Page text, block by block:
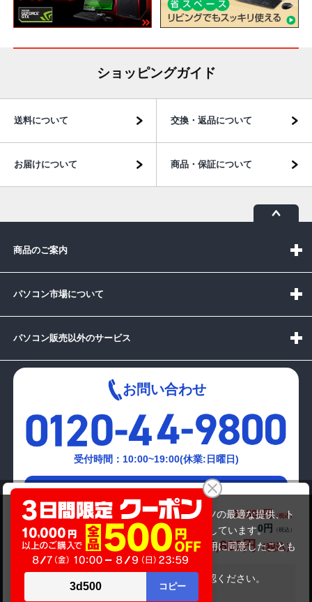
TSUKUMO オリジナルPC (第10世代CPU)
商品価格(税込) 94,800円
オプション小計価格(税込)
0円
商品合計価格(税込)
94,800円
在庫がありません
ショッピングガイド
送料について 交換・返品について
お届けについて 商品・保証について
商品のご案内
パソコン市場について
パソコン販売以外のサービス
お問い合わせ
受付時間：10:00~19:00(休業:日曜日)
メールでの
お問い合わせはこちら
当サイトでは利用体験の向上およびコンテンツの最適な提供、ト
ラフィックの分析を目的としてCookieを使用しています。
サイトの閲覧を継続された場合、Cookieの利用に同意したことも
のといたします。
をご確認ください。
承諾する